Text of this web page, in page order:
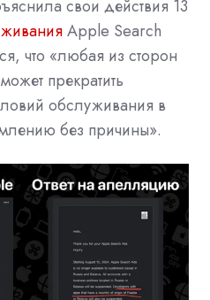
свои действия 13
Apple Search
что «любая из сторон
прекратить
обслуживания в
без причины».